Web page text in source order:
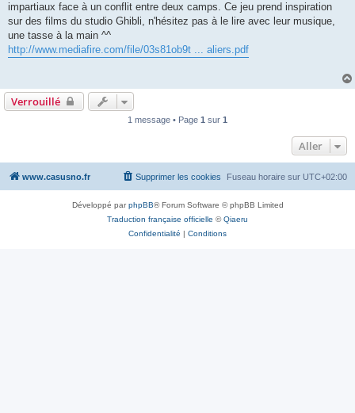
impartiaux face à un conflit entre deux camps. Ce jeu prend inspiration
sur des films du studio Ghibli, n'hésitez pas à le lire avec leur musique,
une tasse à la main ^^
http://www.mediafire.com/file/03s81ob9t ... aliers.pdf
Verrouillé
1 message • Page 1 sur 1
Aller
www.casusno.fr Fuseau horaire sur UTC+02:00
Supprimer les cookies
Développé parphpBB® Forum Software © phpBB Limited
Traduction française officielle ©Qiaeru
Confidentialité | Conditions